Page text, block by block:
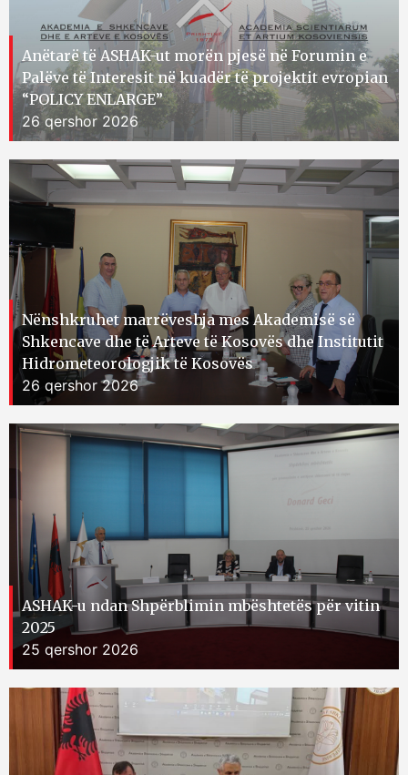
Anëtarë të ASHAK-ut morën pjesë në Forumin e
Palëve të Interesit në kuadër të projektit evropian
“POLICY ENLARGE”
26 qershor 2026
Nënshkruhet marrëveshja mes Akademisë së
Shkencave dhe të Arteve të Kosovës dhe Institutit
Hidrometeorologjik të Kosovës
26 qershor 2026
ASHAK-u ndan Shpërblimin mbështetës për vitin
2025
25 qershor 2026